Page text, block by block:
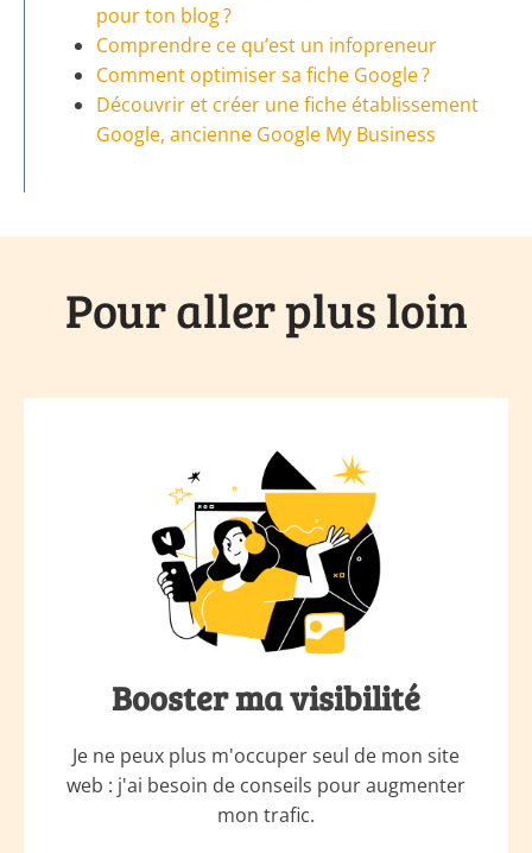
pour ton blog ?
Comprendre ce qu’est un infopreneur
Comment optimiser sa fiche Google ?
Découvrir et créer une fiche établissement
Google, ancienne Google My Business
Pour aller plus loin
Booster ma visibilité
Je ne peux plus m'occuper seul de mon site
web : j'ai besoin de conseils pour augmenter
mon trafic.